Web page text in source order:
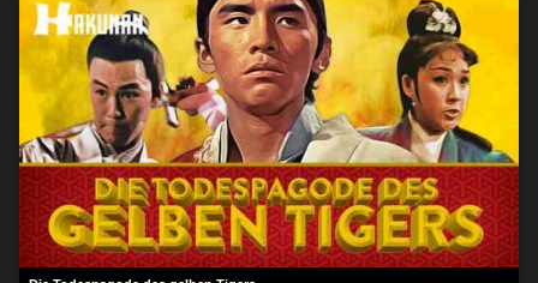
auf, wenn ihm daran gelegen ist. Denn Heinrich hat keine Zeit. Doch in Wirklichkeit
sind die Bande zwischen den beiden enger, als sie zugeben wollen. Hinzu kommt der
ominöse, ehemalige Greenpeace-Aktivist DIETER (Detlef Bothe), der keine Arbeit,
aber ganz eigene Vorstellungen von Gerechtigkeit hat. Es entwickelt sich eine
unvorhergesehene Kette von Ereignissen, die alle auf die Straße treibt. Detlef Bothes
Film ist ein Roadmovie quer durch die Wohnstube Deutschland, in der sich Wege von
Menschen kreuzen, die sich in unserer Vollgas-Gesellschaft an den Rand manövriert
haben. Was bedeuten Arbeit und Liebe in einem Land, das nur noch einen Antrieb
kennt? Der Inhalt wird bereitgestellt von: PLAION PICTURES GmbH, Lochhamer Str.
9, 82152 Planegg/München